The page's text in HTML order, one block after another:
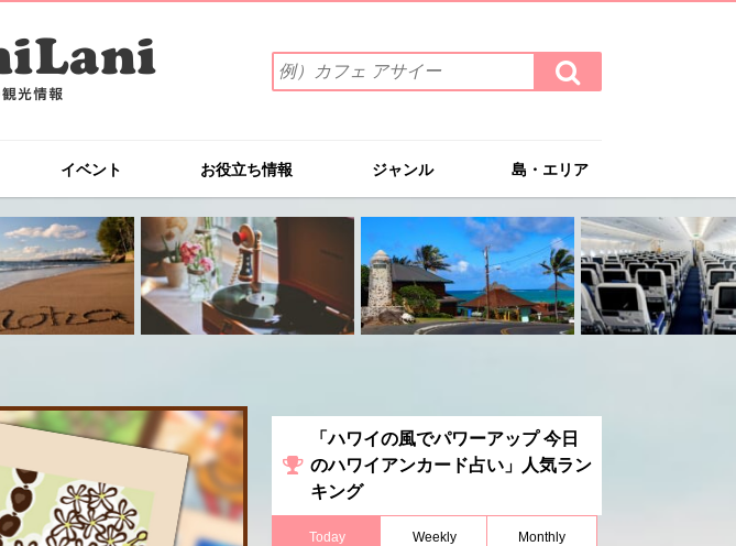
索
ワ
を
入
力
(例）
カ
フ
ェ
イ
検
索
す
イベント お役立ち情報 ジャンル 島・エリア
「ハワイの風でパワーアップ 今日
のハワイアンカード占い」人気ラン
キング
Today Weekly Monthly